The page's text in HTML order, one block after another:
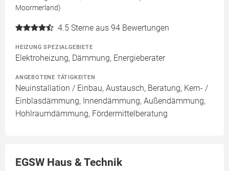
Moormerland)
4.5 Sterne aus 94 Bewertungen
HEIZUNG SPEZIALGEBIETE
Elektroheizung, Dämmung, Energieberater
ANGEBOTENE TÄTIGKEITEN
Neuinstallation / Einbau, Austausch, Beratung, Kern- /
Einblasdämmung, Innendämmung, Außendämmung,
Hohlraumdämmung, Fördermittelberatung
EGSW Haus & Technik